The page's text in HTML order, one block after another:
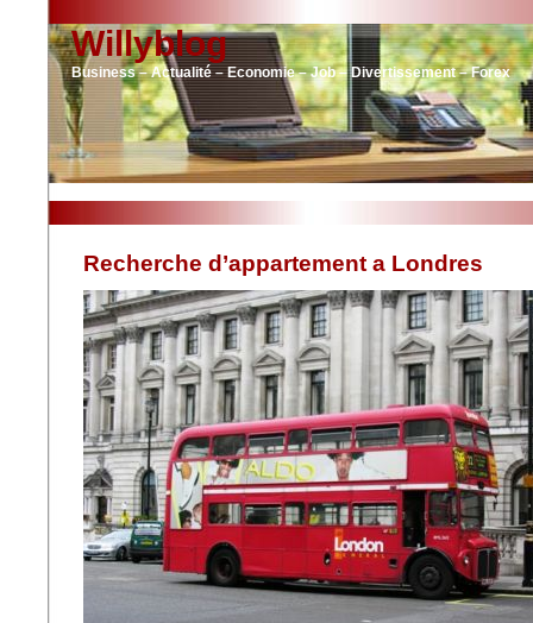
Willyblog
Business – Actualité – Economie – Job – Divertissement – Forex
Recherche d’appartement a Londres